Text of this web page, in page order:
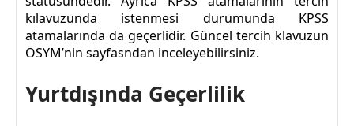
kılavuzunda istenmesi durumunda KPSS
atamalarında da geçerlidir. Güncel tercih klavuzun
ÖSYM’nin sayfasndan inceleyebilirsiniz.
Yurtdışında Geçerlilik